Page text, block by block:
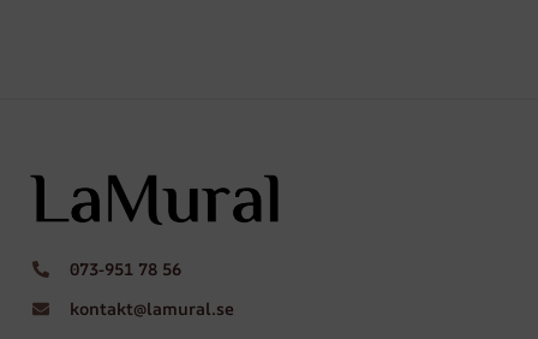
073-951 78 56
kontakt@lamural.se